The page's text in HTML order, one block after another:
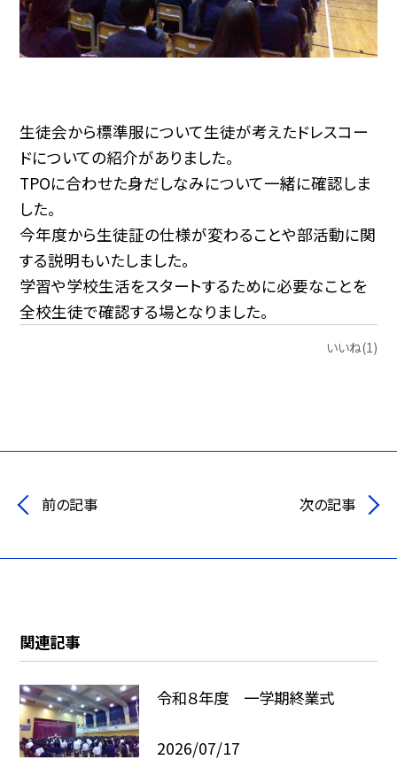
生徒会から標準服について生徒が考えたドレスコー
ドについての紹介がありました。
TPOに合わせた身だしなみについて一緒に確認しま
した。
今年度から生徒証の仕様が変わることや部活動に関
する説明もいたしました。
学習や学校生活をスタートするために必要なことを
全校生徒で確認する場となりました。
いいね(1)
前の記事 次の記事
関連記事
令和８年度 一学期終業式
2026/07/17